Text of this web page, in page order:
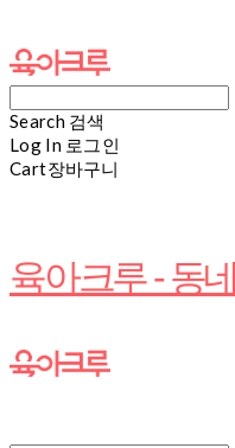
Search 검색
Log In 로그인
Cart장바구니
육아크루 - 동